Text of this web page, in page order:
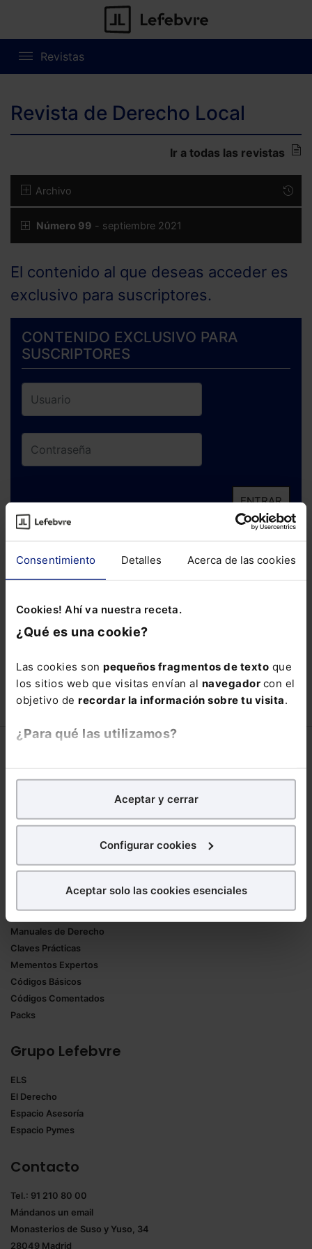
Consentimiento Detalles Acerca de las cookies
Cookies! Ahí va nuestra receta.
¿Qué es una cookie?
Las cookies son pequeños fragmentos de texto que
los sitios web que visitas envían al navegador con el
objetivo de recordar la información sobre tu visita.
¿Para qué las utilizamos?
analíticospara tratar demejorar tu experienciaen
nuestra página web. También con fines publicitarios,
para poder mostrarte publicidad y contenidos de tu
¿Qué puedes hacer?
experiencia en la web sea óptima
Puedesaceptar solo las esenciales
todas las cookies excepto aquellas imprescindibles.
También puedes
seleccionar solo aquellas que quieras permitir en tu
navegador. Si no seleccionas ninguna utilizaremos
las que sean indispensables para la navegación.
Saber más acerca de las cookies
Aceptar y cerrar
Configurar cookies
Aceptar solo las cookies esenciales
Revistas
Revista de Derecho Local
Ir a todas las revistas
Archivo
Número 99 - septiembre 2021
El contenido al que deseas acceder es
exclusivo para suscriptores.
CONTENIDO EXCLUSIVO PARA
SUSCRIPTORES
ENTRAR
¿Has olvidado tu contraseña?
Si todavía no te has suscrito, no pierdas
está oportunidad y adquiere tu acceso
con un25% de descuento
COMPRAR
Lefebvre
Trabaja con nosotros
Productos
Formularios Jurídicos
Manuales de Derecho
Claves Prácticas
Mementos Expertos
Códigos Básicos
Códigos Comentados
Packs
Grupo Lefebvre
ELS
El Derecho
Espacio Asesoría
Espacio Pymes
Contacto
Tel.: 91 210 80 00
Mándanos un email
Monasterios de Suso y Yuso, 34
28049 Madrid